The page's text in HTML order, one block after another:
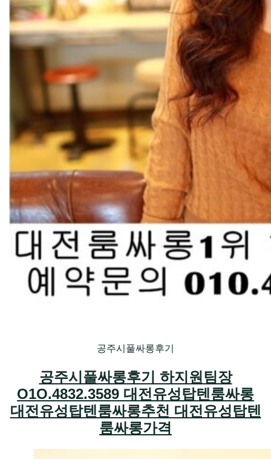
공주시풀싸롱후기
공주시풀싸롱후기 하지원팀장
O1O.4832.3589 대전유성탑텐룸싸롱
대전유성탑텐룸싸롱추천 대전유성탑텐
룸싸롱가격